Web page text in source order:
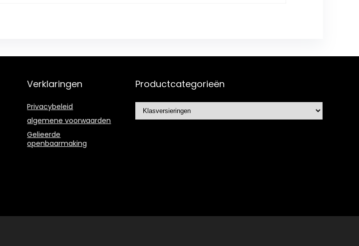
Verklaringen
Privacybeleid
algemene voorwaarden
Gelieerde
openbaarmaking
Productcategorieën